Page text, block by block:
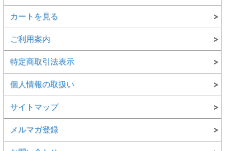
カートを見る
ご利用案内
特定商取引法表示
個人情報の取扱い
サイトマップ
メルマガ登録